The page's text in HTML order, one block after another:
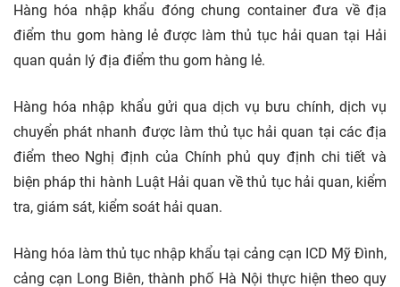
Hàng hóa nhập khẩu đóng chung container đưa về địa
điểm thu gom hàng lẻ được làm thủ tục hải quan tại Hải
quan quản lý địa điểm thu gom hàng lẻ.
Hàng hóa nhập khẩu gửi qua dịch vụ bưu chính, dịch vụ
chuyển phát nhanh được làm thủ tục hải quan tại các địa
điểm theo Nghị định của Chính phủ quy định chi tiết và
biện pháp thi hành Luật Hải quan về thủ tục hải quan, kiểm
tra, giám sát, kiểm soát hải quan.
Hàng hóa làm thủ tục nhập khẩu tại cảng cạn ICD Mỹ Đình,
cảng cạn Long Biên, thành phố Hà Nội thực hiện theo quy